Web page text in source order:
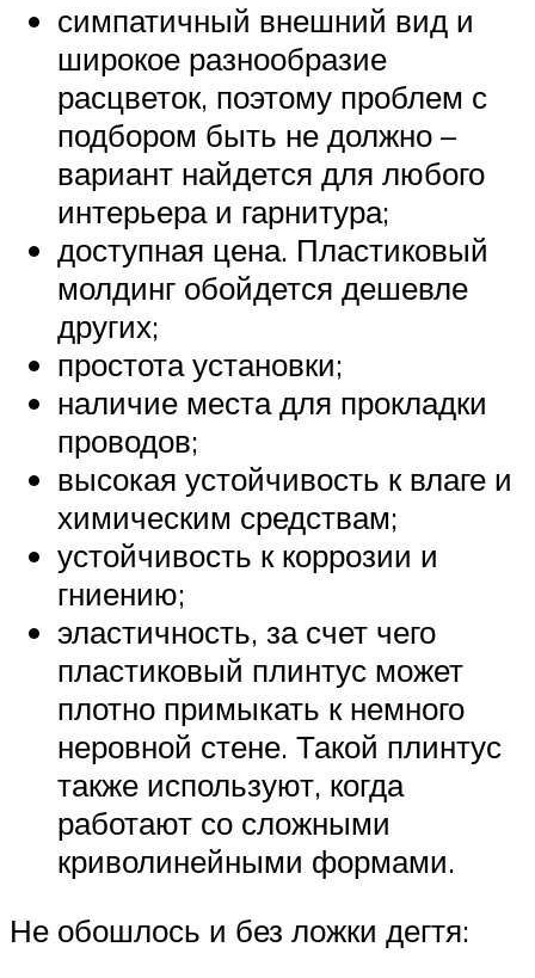
симпатичный внешний вид и
широкое разнообразие
расцветок, поэтому проблем с
подбором быть не должно –
вариант найдется для любого
интерьера и гарнитура;
доступная цена. Пластиковый
молдинг обойдется дешевле
других;
простота установки;
наличие места для прокладки
проводов;
высокая устойчивость к влаге и
химическим средствам;
устойчивость к коррозии и
гниению;
эластичность, за счет чего
пластиковый плинтус может
плотно примыкать к немного
неровной стене. Такой плинтус
также используют, когда
работают со сложными
криволинейными формами.
Не обошлось и без ложки дегтя: